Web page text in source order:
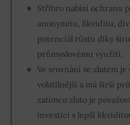
Stříbro nabízí ochranu
anonymitu, likviditu,
potenciál růstu díky
průmyslovému využití.
Ve srovnání se zlatem je
volatilnější a má širší
zatímco zlato je
investici s lepší